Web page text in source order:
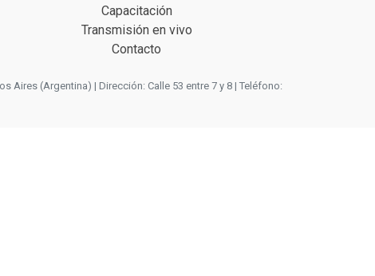
Capacitación
Transmisión en vivo
Contacto
Aires (Argentina) | Dirección: Calle 53 entre 7 y 8 | Teléfono: